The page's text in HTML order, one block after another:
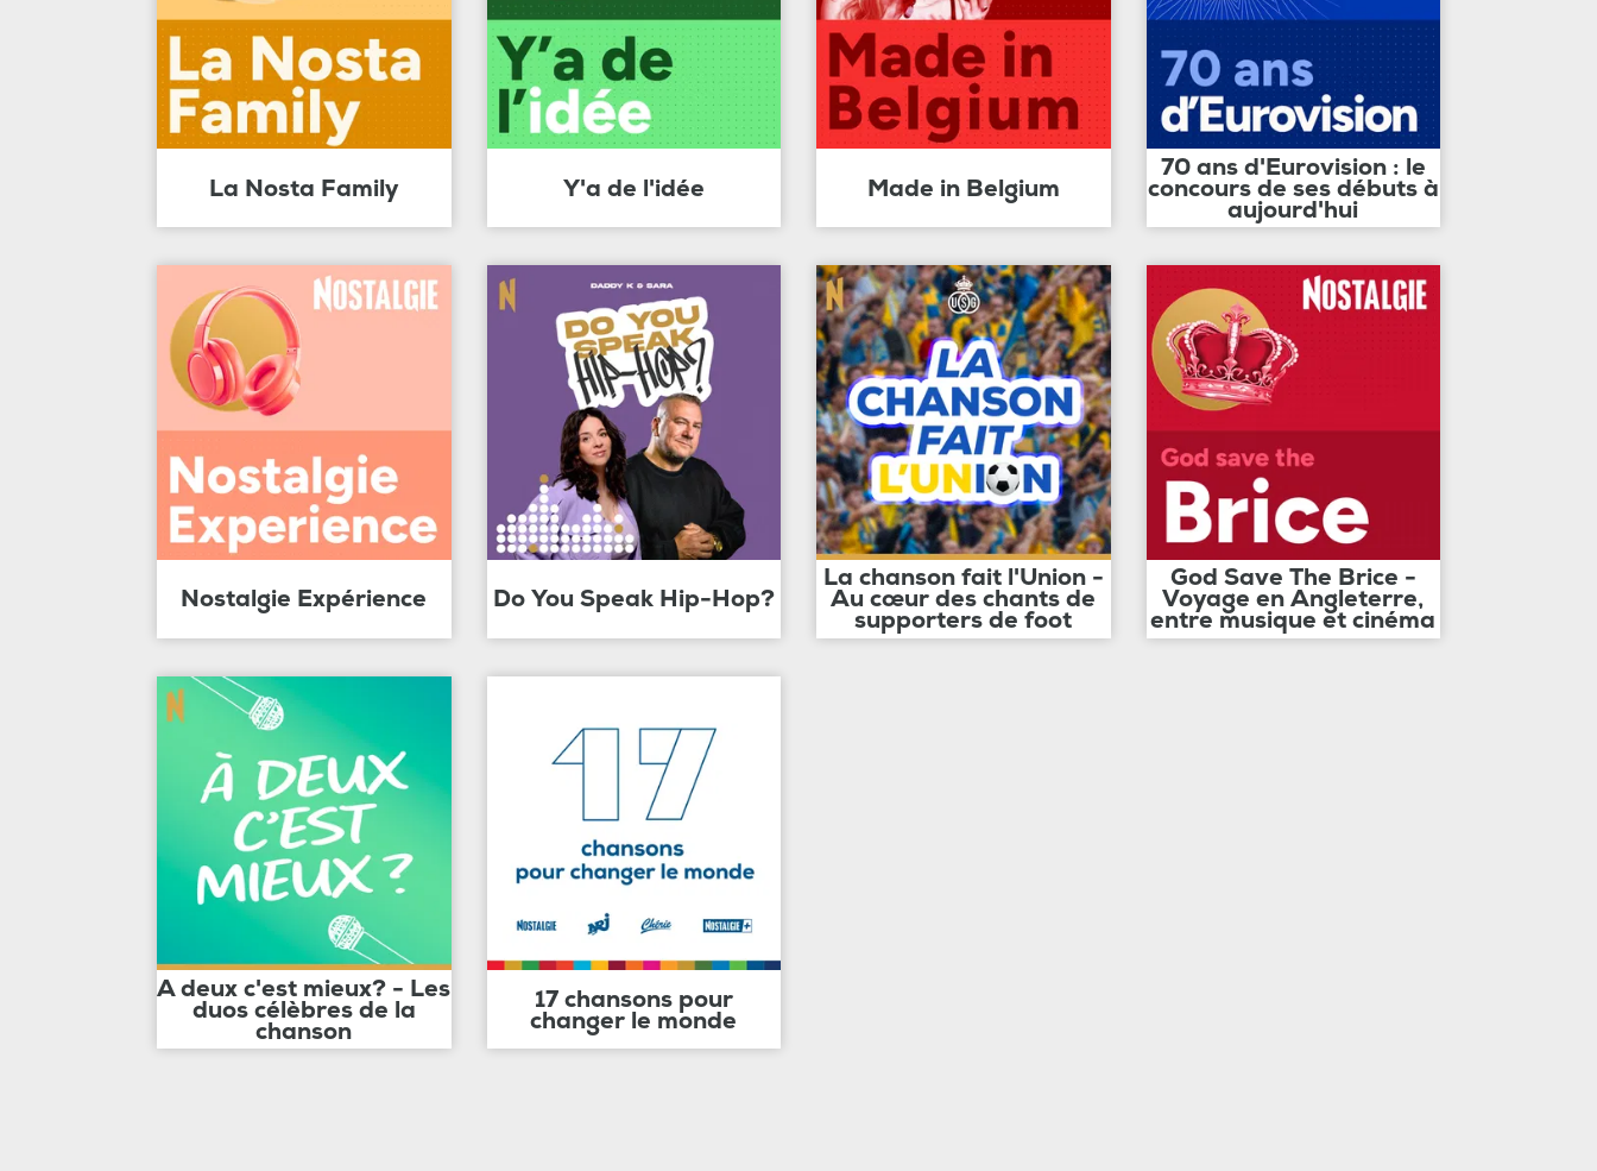
La Nosta Family Y'a de l'idée Made in Belgium
70 ans d'Eurovision : le
concours de ses débuts à
aujourd'hui
Nostalgie Expérience Do You Speak Hip-Hop?
La chanson fait l'Union -
Au cœur des chants de
supporters de foot
God Save The Brice -
Voyage en Angleterre,
entre musique et cinéma
A deux c'est mieux? - Les
duos célèbres de la
chanson
17 chansons pour
changer le monde